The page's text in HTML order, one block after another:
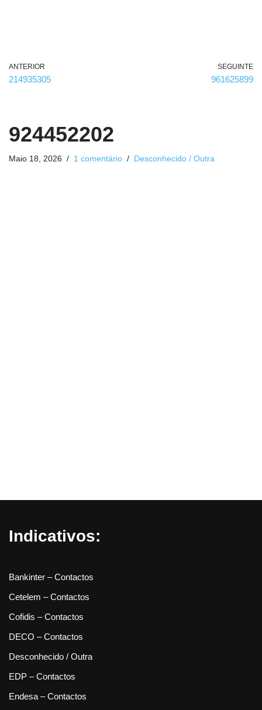
ANTERIOR
214935305
SEGUINTE
961625899
924452202
Maio 18, 2026 1 comentário Desconhecido / Outra
Indicativos:
Bankinter – Contactos
Cetelem – Contactos
Cofidis – Contactos
DECO – Contactos
Desconhecido / Outra
EDP – Contactos
Endesa – Contactos